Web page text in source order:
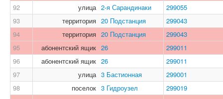
92
улица 2-я Сарандинаки
299055
93
территория 20 Подстанция
299043
94
территория 20 Подстанция
299043
95
абонентский ящик 26
299011
96
абонентский ящик 26
299011
97
улица 3 Бастионная
299001
98
поселок 3 Гидроузел
299019